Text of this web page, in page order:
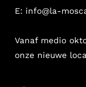
E: info@la-
Vanaf medio
onze nieuwe